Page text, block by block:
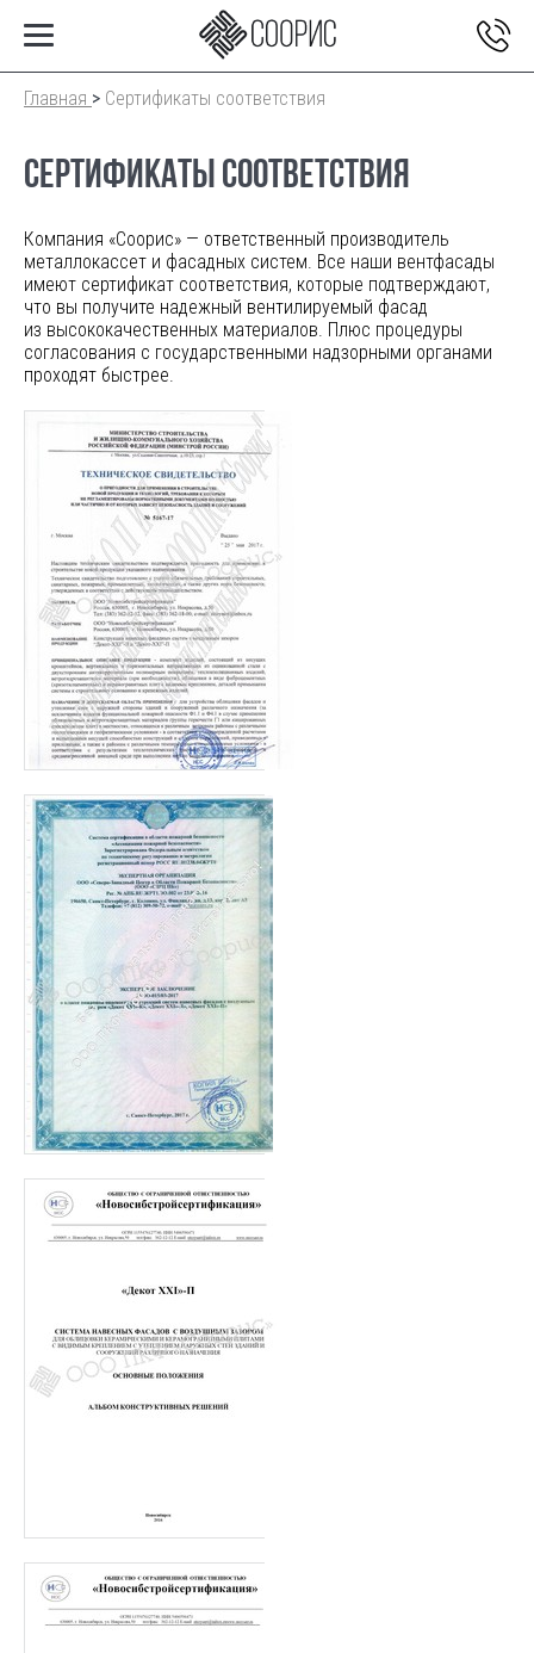
Главная > Сертификаты соответствия
СЕРТИФИКАТЫ СООТВЕТСТВИЯ
Компания «Соорис» — ответственный производитель
металлокассет и фасадных систем. Все наши вентфасады
имеют сертификат соответствия, которые подтверждают,
что вы получите надежный вентилируемый фасад
из высококачественных материалов. Плюс процедуры
согласования с государственными надзорными органами
проходят быстрее.